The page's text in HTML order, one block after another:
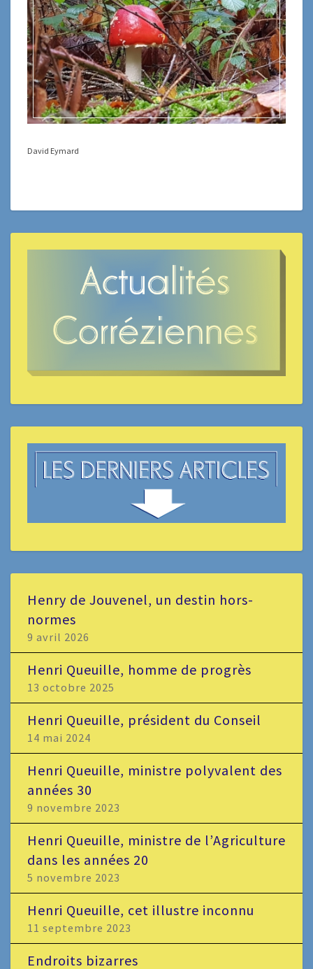
David Eymard
Henry de Jouvenel, un destin hors-
normes
9 avril 2026
Henri Queuille, homme de progrès
13 octobre 2025
Henri Queuille, président du Conseil
14 mai 2024
Henri Queuille, ministre polyvalent des
années 30
9 novembre 2023
Henri Queuille, ministre de l’Agriculture
dans les années 20
5 novembre 2023
Henri Queuille, cet illustre inconnu
11 septembre 2023
Endroits bizarres